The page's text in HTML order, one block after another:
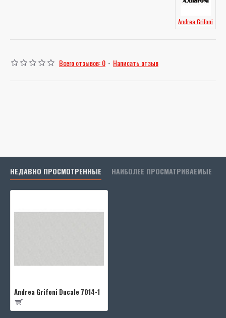
Andrea Grifoni
Всего отзывов: 0 - Написать отзыв
НЕДАВНО ПРОСМОТРЕННЫЕ НАИБОЛЕЕ ПРОСМАТРИВАЕМЫЕ
Andrea Grifoni Ducale 7014-1